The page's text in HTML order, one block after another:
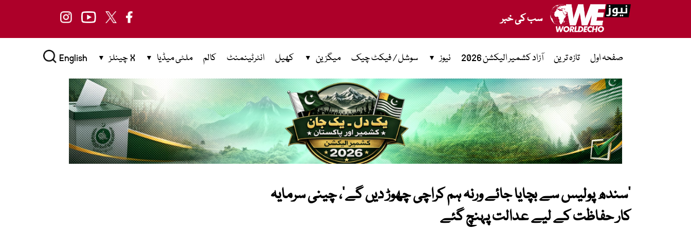
سب کی خبر
صفحہ اول تازہ ترین آزاد کشمیر الیکشن 2026 نیوز سوشل / فیکٹ چیک میگزین کھیل انٹرٹینمنٹ کالم ملٹی میڈیا X چینلز English
’سندھ پولیس سے بچایا جائے ورنہ ہم کراچی چھوڑ دیں گے‘، چینی سرمایہ
کار حفاظت کے لیے عدالت پہنچ گئے